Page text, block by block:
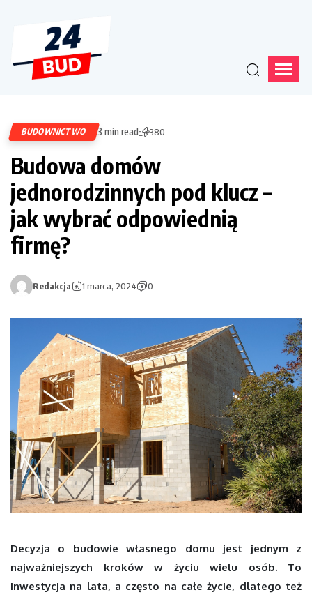
BUDOWNICTWO 3 min read 380
Budowa domów
jednorodzinnych pod klucz –
jak wybrać odpowiednią
firmę?
Redakcja 1 marca, 2024 0
Decyzja o budowie własnego domu jest jednym z
najważniejszych kroków w życiu wielu osób. To
inwestycja na lata, a często na całe życie, dlatego też